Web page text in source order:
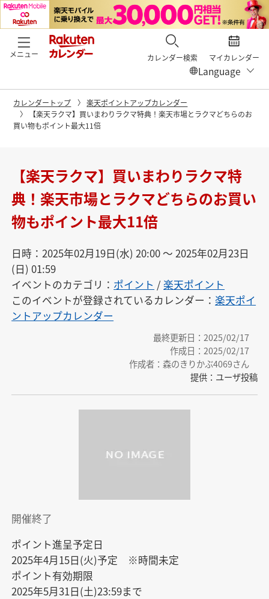
メニュー カレンダー検索 マイカレンダー
カレンダートップ
楽天ポイントアップカレンダー
【楽天ラクマ】買いまわりラクマ特典！楽天市場とラクマどちらのお
買い物もポイント最大11倍
【楽天ラクマ】買いまわりラクマ特
典！楽天市場とラクマどちらのお買い
物もポイント最大11倍
日時：2025年02月19日(水) 20:00 〜 2025年02月23日
(日) 01:59
イベントのカテゴリ： ポイント /楽天ポイント
このイベントが登録されているカレンダー：楽天ポイ
ントアップカレンダー
最終更新日：2025/02/17
作成日：2025/02/17
作成者：森のきりかぶ4069さん
提供：ユーザ投稿
開催終了
ポイント進呈予定日
2025年4月15日(火)予定　※時間未定
ポイント有効期限
2025年5月31日(土)23:59まで